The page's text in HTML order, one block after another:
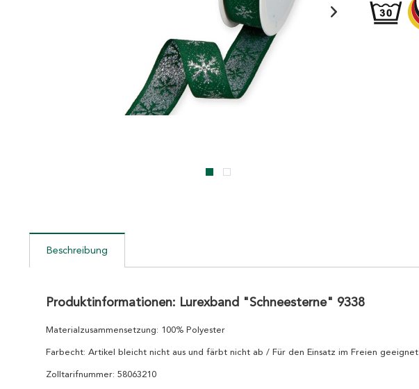
Beschreibung
Produktinformationen: Lurexband "Schneesterne" 9338
Materialzusammensetzung: 100% Polyester
Farbecht: Artikel bleicht nicht aus und färbt nicht ab / Für den Einsatz im Freien geeignet
Zolltarifnummer: 58063210